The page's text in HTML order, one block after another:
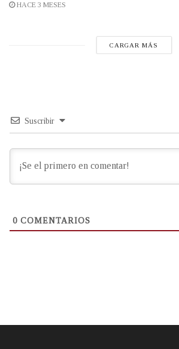
HACE 3 MESES
CARGAR MÁS
Suscribir
0 COMENTARIOS